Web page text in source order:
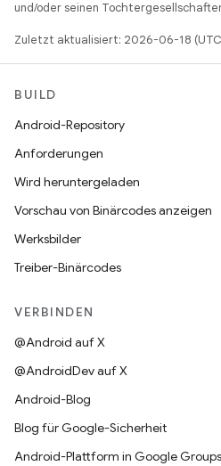
und/oder seinen
Zuletzt aktualisiert: 2026-06-18
BUILD
Android-Repository
Anforderungen
Wird heruntergeladen
Vorschau von Binärcodes anzeigen
Werksbilder
Treiber-Binärcodes
VERBINDEN
@Android auf X
@AndroidDev auf X
Android-Blog
Blog für Google-Sicherheit
Android-Plattform in Google Groups